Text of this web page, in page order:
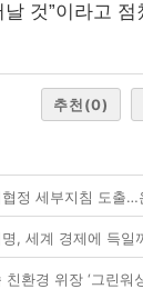
것”이라고 점
추천(0)
정 세부지침 도출
, 세계 경제에 득일
환경 위장 ‘그린워